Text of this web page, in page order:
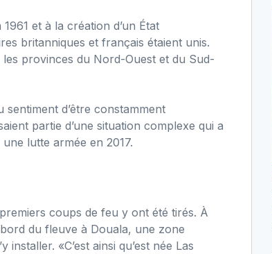
et à la création d’un État
britanniques et français étaient unis.
provinces du Nord-Ouest et du Sud-
d’être constamment
partie d’une situation complexe qui a
lutte armée en 2017.
coups de feu y ont été tirés. À
du fleuve à Douala, une zone
«C’est ainsi qu’est née Las